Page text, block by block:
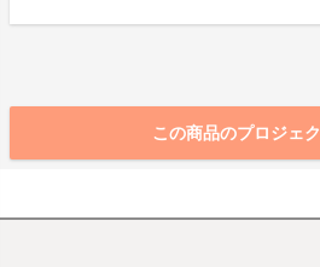
この商品のプロジェ